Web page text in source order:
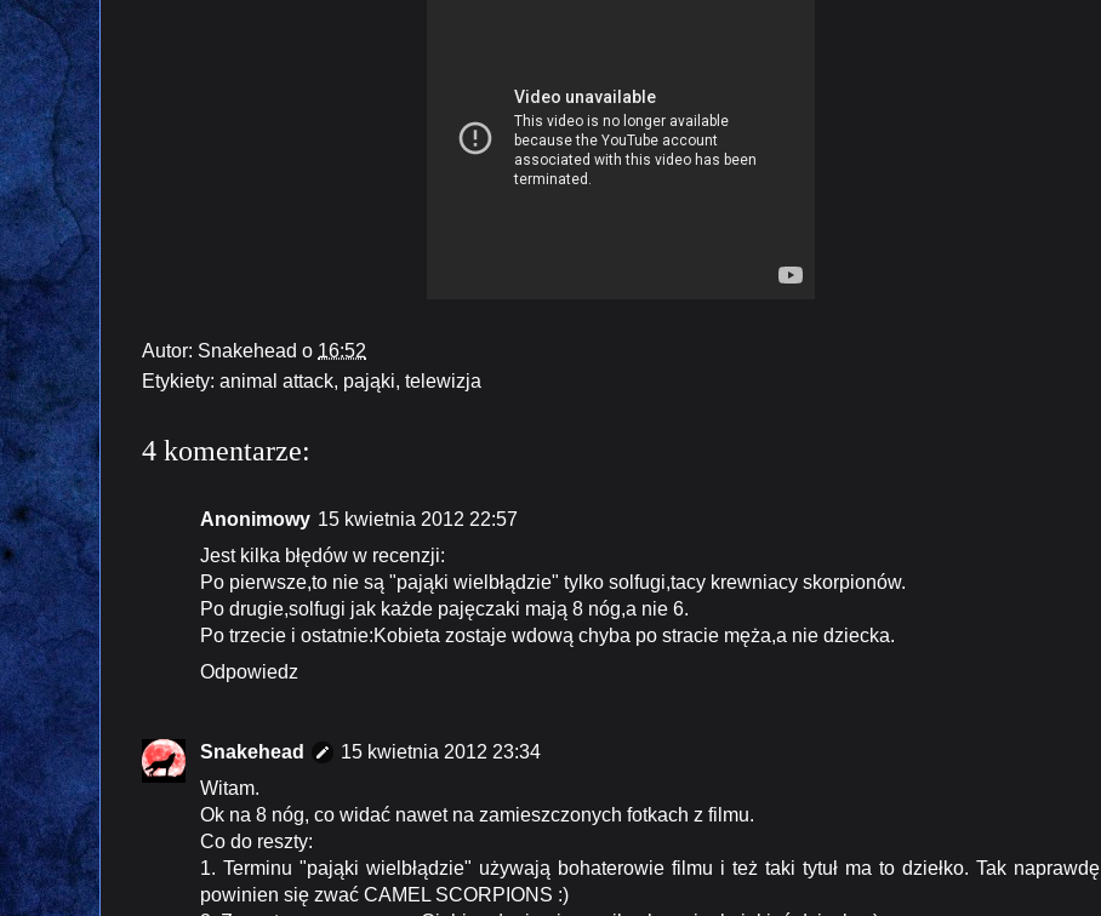
Autor: Snakehead o 16:52
Etykiety: animal attack, pająki, telewizja
4 komentarze:
Anonimowy 15 kwietnia 2012 22:57
Jest kilka błędów w recenzji:
Po pierwsze,to nie są "pająki wielbłądzie" tylko solfugi,tacy krewniacy skorpionów.
Po drugie,solfugi jak każde pajęczaki mają 8 nóg,a nie 6.
Po trzecie i ostatnie:Kobieta zostaje wdową chyba po stracie męża,a nie dziecka.
Odpowiedz
Snakehead
15 kwietnia 2012 23:34
Witam.
Ok na 8 nóg, co widać nawet na zamieszczonych fotkach z filmu.
Co do reszty:
1. Terminu "pająki wielbłądzie" używają bohaterowie filmu i też taki tytuł ma to dziełko. Tak naprawdę
powinien się zwać CAMEL SCORPIONS :)